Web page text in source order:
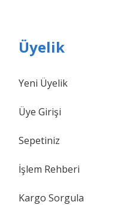
Üyelik
Yeni Üyelik
Üye Girişi
Sepetiniz
İşlem Rehberi
Kargo Sorgula